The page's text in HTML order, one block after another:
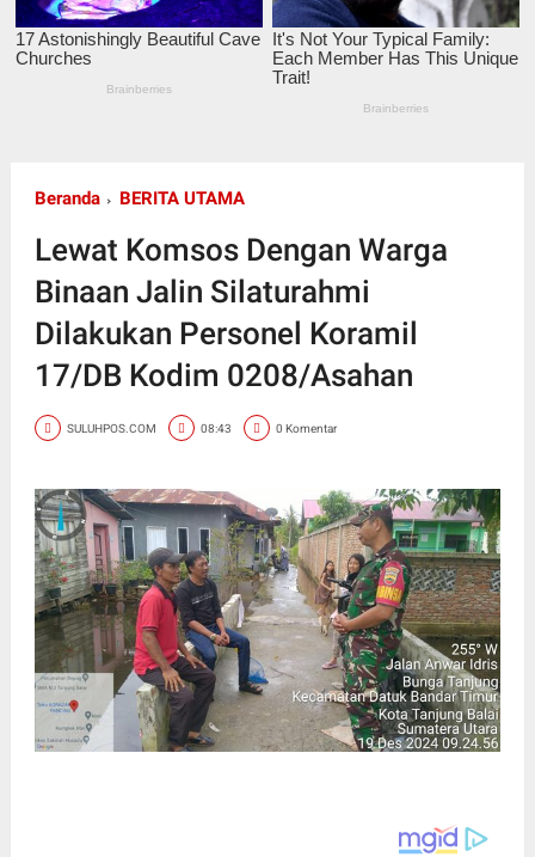
Beranda BERITA UTAMA
Lewat Komsos Dengan Warga
Binaan Jalin Silaturahmi
Dilakukan Personel Koramil
17/DB Kodim 0208/Asahan
SULUHPOS.COM 08:43 0 Komentar